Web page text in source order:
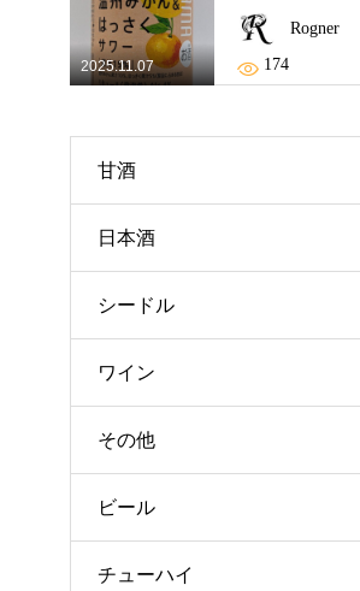
2025.11.07
Rogner
174
甘酒
日本酒
シードル
ワイン
その他
ビール
チューハイ